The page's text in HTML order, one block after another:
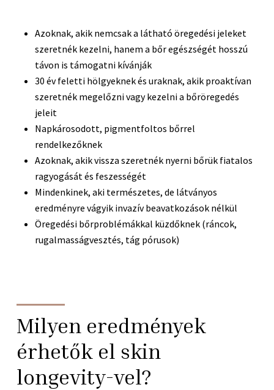
Azoknak, akik nemcsak a látható öregedési jeleket
szeretnék kezelni, hanem a bőr egészségét hosszú
távon is támogatni kívánják
30 év feletti hölgyeknek és uraknak, akik proaktívan
szeretnék megelőzni vagy kezelni a bőröregedés
jeleit
Napkárosodott, pigmentfoltos bőrrel
rendelkezőknek
Azoknak, akik vissza szeretnék nyerni bőrük fiatalos
ragyogását és feszességét
Mindenkinek, aki természetes, de látványos
eredményre vágyik invazív beavatkozások nélkül
Öregedési bőrproblémákkal küzdőknek (ráncok,
rugalmasságvesztés, tág pórusok)
Milyen eredmények
érhetők el skin
longevity-vel?